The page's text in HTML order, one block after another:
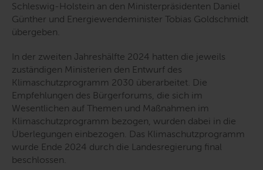
Schleswig-Holstein an den Ministerpräsidenten Daniel
Günther und Energiewendeminister Tobias Goldschmidt
übergeben.
In der zweiten Jahreshälfte 2024 hatten die jeweils
zuständigen Ministerien den Entwurf des
Klimaschutzprogramm 2030 überarbeitet. Die
Empfehlungen des Bürgerforums, die sich im
Wesentlichen auf Themen und Maßnahmen im
Klimaschutzprogramm bezogen, wurden dabei in die
Überlegungen einbezogen. Das Klimaschutzprogramm
wurde Ende 2024 durch die Landesregierung final
beschlossen.